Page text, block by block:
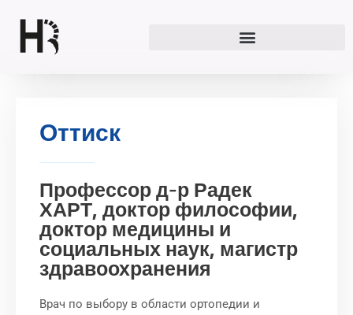
Перейти
Оттиск
Профессор д-р Радек
ХАРТ, доктор философии,
доктор медицины и
социальных наук, магистр
здравоохранения
Врач по выбору в области ортопедии и